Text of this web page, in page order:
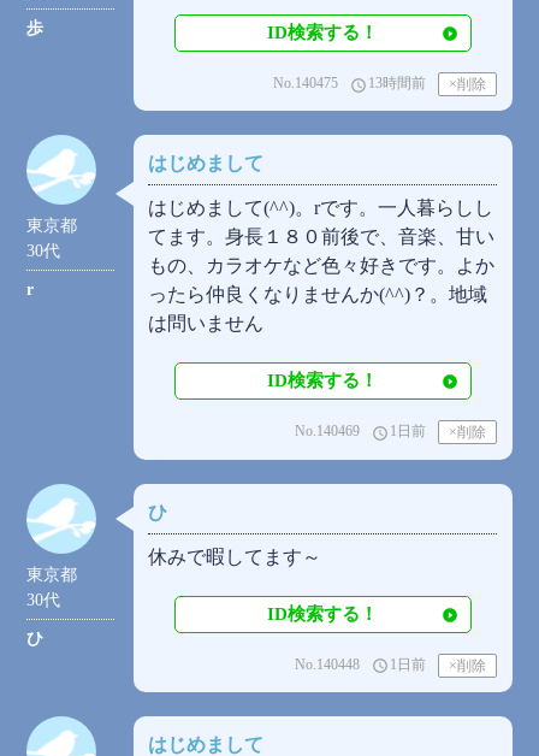
歩 ID検索する！
access_time 13時間前
No.140475
東京都
30代
r
はじめまして
はじめまして(⁠^⁠^⁠)。rです。一人暮らしし
てます。身長１８０前後で、音楽、甘い
もの、カラオケなど色々好きです。よか
ったら仲良くなりませんか(⁠^⁠^⁠)？。地域
は問いません
ID検索する！
access_time 1日前
No.140469
東京都
30代
ひ
ひ
休みで暇してます～
ID検索する！
access_time 1日前
No.140448
はじめまして